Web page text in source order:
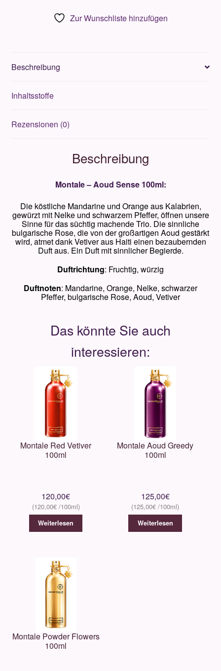
Zur Wunschliste hinzufügen
Beschreibung
Inhaltsstoffe
Rezensionen (0)
Beschreibung
Montale – Aoud Sense100ml:
Die köstliche Mandarine und Orange aus Kalabrien,
gewürzt mit Nelke und schwarzem Pfeffer, öffnen unsere
Sinne für das süchtig machende Trio. Die sinnliche
bulgarische Rose, die von der großartigen Aoud gestärkt
wird, atmet dank Vetiver aus Haiti einen bezaubernden
Duft aus. Ein Duftmit sinnlicher Begierde.
Duftrichtung: Fruchtig, würzig
Duftnoten: Mandarine, Orange, Nelke, schwarzer
Pfeffer, bulgarische Rose, Aoud, Vetiver
Montale Red Vetiver
100ml
120,00€
120,00€
Weiterlesen
Montale Aoud Greedy
100ml
125,00€
125,00€
Weiterlesen
Montale Powder Flowers
100ml